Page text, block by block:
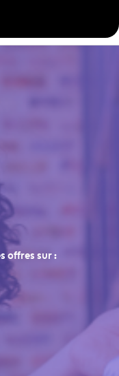
offres sur :